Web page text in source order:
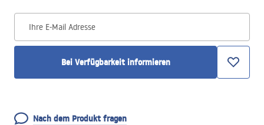
Ihre E-Mail Adresse
Bei Verfügbarkeit informieren
Nach dem Produkt fragen